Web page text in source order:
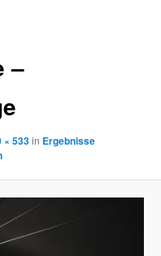
–
× 533in Ergebnisse